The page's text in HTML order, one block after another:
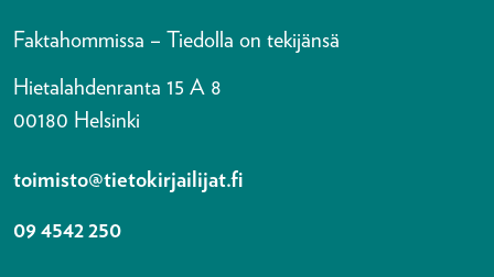
Faktahommissa – Tiedolla on tekijänsä
Hietalahdenranta 15 A 8
00180 Helsinki
toimisto@tietokirjailijat.fi
09 4542 250